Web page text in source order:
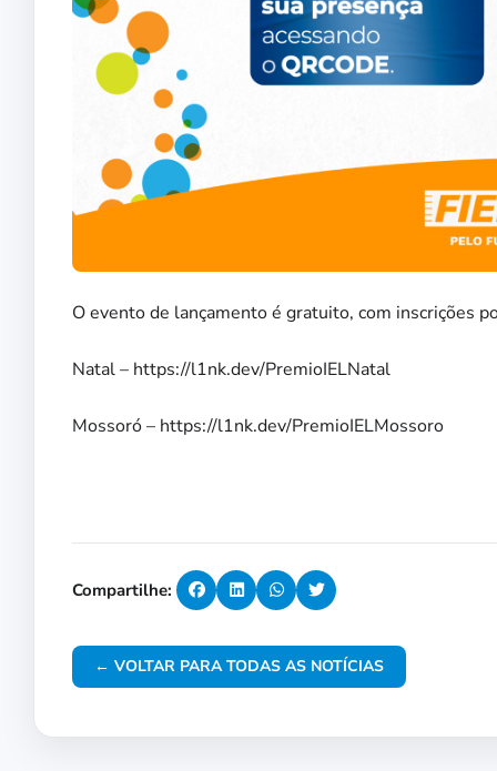
O evento de lançamento é gratuito, com inscrições
Natal – https://l1nk.dev/PremioIELNatal
Mossoró – https://l1nk.dev/PremioIELMossoro
Compartilhe:
← VOLTAR PARA TODAS AS NOTÍCIAS